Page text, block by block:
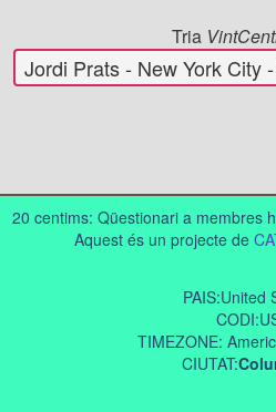
Tria
20 centims: Qüestionari a membres
Aquest és un projecte de
PAIS:United
TIMEZONE:
CIUTAT: